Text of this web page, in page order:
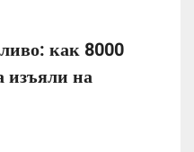
как 8000
изъяли на